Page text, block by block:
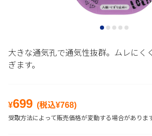
大きな通気孔で通気性抜群。ムレにく
ぎます。
¥699 (税込¥768)
受取方法によって販売価格が変動する場合があります